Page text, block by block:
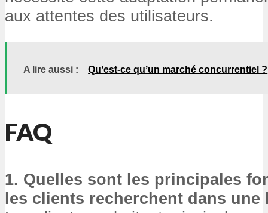
aux attentes des utilisateurs.
A lire aussi : Quʼest-ce quʼun marché concurrentiel ?
FAQ
1. Quelles sont les principales
les clients recherchent dans une